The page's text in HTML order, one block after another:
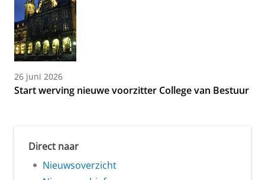
26 juni 2026
Start werving nieuwe voorzitter College van Bestuur
Direct naar
Nieuwsoverzicht